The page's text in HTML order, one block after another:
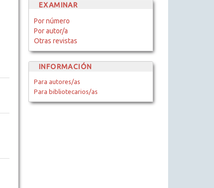
EXAMINAR
Por número
Por autor/a
Otras revistas
INFORMACIÓN
Para autores/as
Para bibliotecarios/as